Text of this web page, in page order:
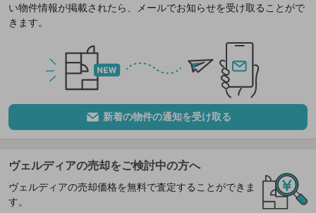
い物件情報が掲載されたら、メールでお知らせを受け取ることがで
きます。
新着の物件の通知を受け取る
ヴェルディアの売却をご検討中の方へ
ヴェルディアの売却価格を無料で査定することができま
す。